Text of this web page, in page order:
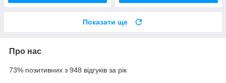
Показати ще
Про нас
73% позитивних з 948 відгуків за рік